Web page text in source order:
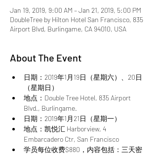
Jan 19, 2019, 9:00 AM – Jan 21, 2019, 5:00 PM
DoubleTree by Hilton Hotel San Francisco, 835
Airport Blvd, Burlingame, CA 94010, USA
About The Event
日期：2019年1月19日（星期六）、20日
地点：Double Tree Hotel, 835 Airport
Blvd., Burlingame.
地点：凯悦汇 Harborview, 4
Embarcadero Ctr, San Francisco
学员每位收费$880，内容包括：三天密